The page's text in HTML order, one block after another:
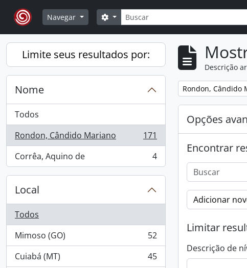
Skip to main content
Navegar
Buscar
Opções de busca
Limite seus resultados por:
Nome
Todos
Rondon, Cândido Mariano
, 171 resultados
171
Corrêa, Aquino de
, 4 resultados 4
Local
Todos
Mimoso (GO)
, 52 resultados
52
Cuiabá (MT)
, 45 resultados
45
Descrição
Remover filtro:
Rondon, Cândido
Opções
Encontrar
Adicionar
Limitar
Descrição de